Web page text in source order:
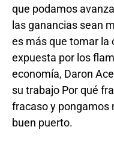
que podamos
las ganancias sean
es más que tomar la
expuesta por los
economía, Daron
su trabajo Por qué
fracaso y pongamos
buen puerto.